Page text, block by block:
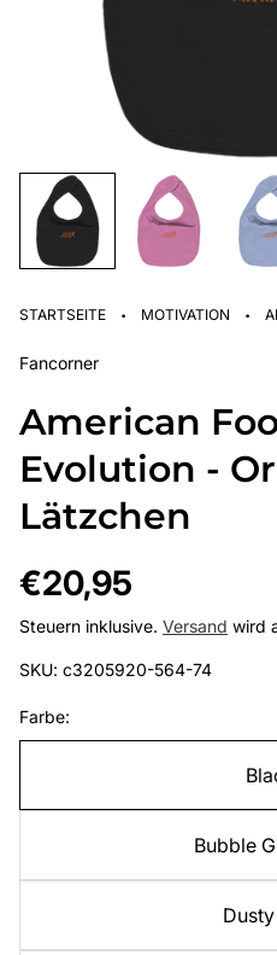
STARTSEITE · MOTIVATION ·
Fancorner
American
Evolution -
Lätzchen
Regulärer
Preis
€20,95
Steuern inklusive. Versand wird
SKU: c3205920-564-74
Farbe:
Bubble